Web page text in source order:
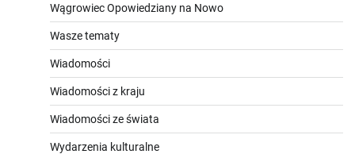
Wągrowiec Opowiedziany na Nowo
Wasze tematy
Wiadomości
Wiadomości z kraju
Wiadomości ze świata
Wydarzenia kulturalne